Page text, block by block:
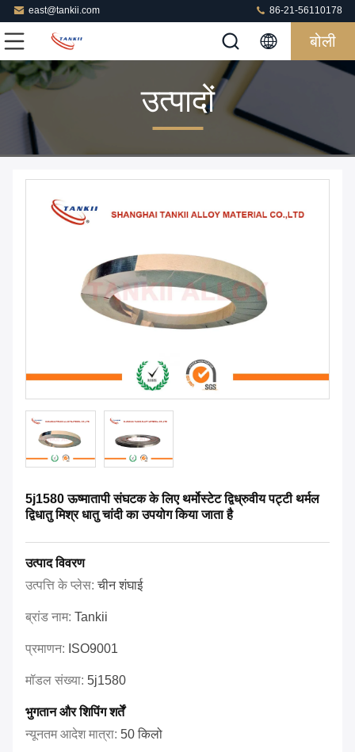
east@tankii.com 86-21-56110178
बोली
उत्पादों
5j1580 ऊष्मातापी संघटक के लिए थर्मोस्टेट द्विध्रुवीय पट्टी थर्मल
द्विधातु मिश्र धातु चांदी का उपयोग किया जाता है
उत्पाद विवरण
उत्पत्ति के प्लेस:चीन शंघाई
ब्रांड नाम: Tankii
प्रमाणन: ISO9001
मॉडल संख्या: 5j1580
भुगतान और शिपिंग शर्तें
न्यूनतम आदेश मात्रा: 50 किलो